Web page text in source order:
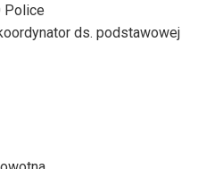
Police
ds. podstawowej